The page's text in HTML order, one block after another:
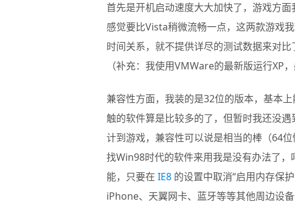
首先是开机启动速度大大加快了，游戏方面
感觉要比Vista稍微流畅一点，这两款游戏
时间关系，就不提供详尽的测试数据来对
（补充：我使用VMWare的最新版运行XP
兼容性方面，我装的是32位的版本，基本
触的软件算是比较多的了，但暂时我还没
计到游戏，兼容性可以说是相当的棒（64
找Win98时代的软件来用我是没有办法了
能，只要在 IE8的设置中取消“启用内存保
iPhone、天翼网卡、蓝牙等等其他周边设备